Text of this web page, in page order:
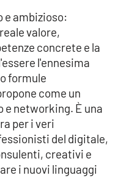
e ambizioso:
valore,
concrete e la
l'ennesima
formule
come un
networking. È una
per i veri
del digitale,
creativi e
i nuovi linguaggi